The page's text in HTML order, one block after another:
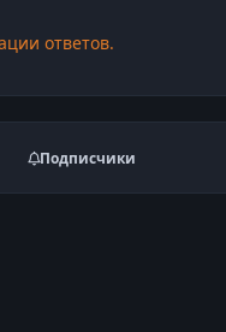
ответов.
Подписчики